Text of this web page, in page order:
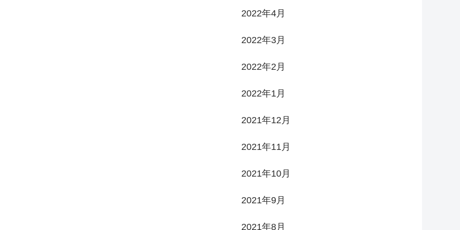
2022年4月
2022年3月
2022年2月
2022年1月
2021年12月
2021年11月
2021年10月
2021年9月
2021年8月